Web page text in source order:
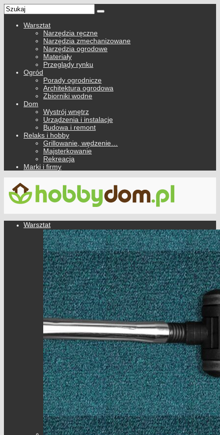
Warsztat
Narzędzia ręczne
Narzędzia zmechanizowane
Narzędzia ogrodowe
Materiały
Przeglądy rynku
Ogród
Porady ogrodnicze
Architektura ogrodowa
Zbiorniki wodne
Dom
Wystrój wnętrz
Urządzenia i instalacje
Budowa i remont
Relaks i hobby
Grillowanie, wędzenie…
Majsterkowanie
Rekreacja
Marki i firmy
Warsztat